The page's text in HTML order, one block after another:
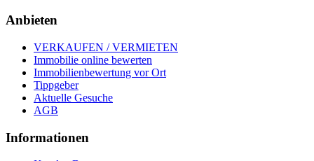
Anbieten
VERKAUFEN / VERMIETEN
Immobilie online bewerten
Immobilienbewertung vor Ort
Tippgeber
Aktuelle Gesuche
AGB
Informationen